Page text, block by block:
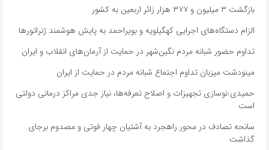
بازگشت ۳ میلیون و ۳۷۷ هزار زائر اربعین به کشور
الزام دستگاه‌های اجرایی کهگیلویه و بویراحمد به پایش هوشمند ژنراتورها
تداوم حضور شبانه مردم نگین‌شهر در حمایت از آرمان‌های انقلاب و ایران
مینودشت میزبان تداوم اجتماع شبانه مردم در حمایت از ایران
حمیدی:نوسازی تجهیزات و اصلاح تعرفه‌ها، نیاز جدی مراکز درمانی دولتی
است
سانحه تصادف در محور راهجرد به آشتیان چهار فوتی و مصدوم برجای
گذاشت